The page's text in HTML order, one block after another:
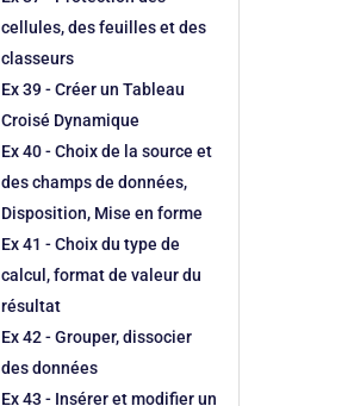
cellules, des feuilles et des
classeurs
Ex 39 - Créer un Tableau
Croisé Dynamique
Ex 40 - Choix de la source et
des champs de données,
Disposition, Mise en forme
Ex 41 - Choix du type de
calcul, format de valeur du
résultat
Ex 42 - Grouper, dissocier
des données
Ex 43 - Insérer et modifier un